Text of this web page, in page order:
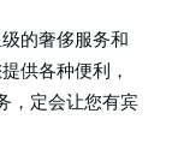
的奢侈服务和
供各种便利，
，定会让您有宾